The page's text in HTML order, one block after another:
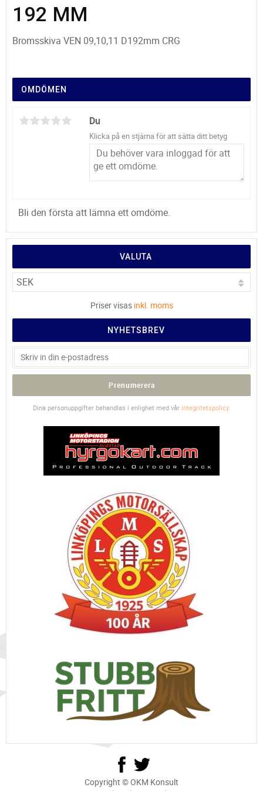
192 MM
Bromsskiva VEN 09,10,11 D192mm CRG
OMDÖMEN
Du
Klicka på en stjärna för att sätta ditt betyg
Bli den första att lämna ett omdöme.
VALUTA
Priser visas inkl. moms
NYHETSBREV
Prenumerera
Dina personuppgifter behandlas i enlighet med vår integritetspolicy.
Copyright © OKM Konsult